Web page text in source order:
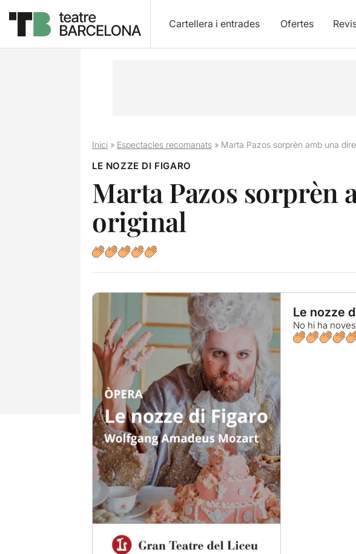
Cartellera i entrades Ofertes
Inici» Espectacles recomanats» Marta Pazos sorprèn amb una
LE NOZZE DI FIGARO
Marta Pazos sorprèn
original
Le nozze
No hi ha